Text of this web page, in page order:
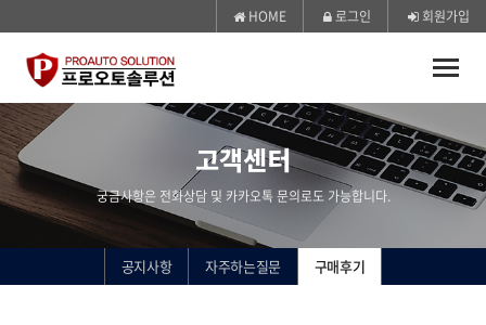
HOME 로그인 회원가입
Toggle
고객센터
궁금사항은 전화상담 및 카카오톡 문의로도 가능합니다.
공지사항 자주하는질문 구매후기